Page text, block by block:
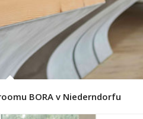
BORA v Niederndorfu